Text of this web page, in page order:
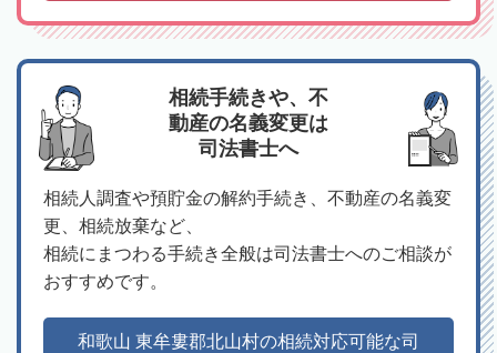
相続手続きや、不
動産の名義変更は
司法書士へ
相続人調査や預貯金の解約手続き、不動産の名義変
更、相続放棄など、
相続にまつわる手続き全般は司法書士へのご相談が
おすすめです。
和歌山 東牟婁郡北山村の相続対応可能な司